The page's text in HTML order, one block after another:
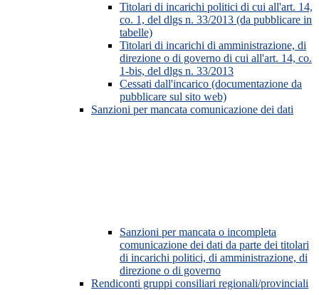
Titolari di incarichi politici di cui all'art. 14,
co. 1, del dlgs n. 33/2013 (da pubblicare in
tabelle)
Titolari di incarichi di amministrazione, di
direzione o di governo di cui all'art. 14, co.
1-bis, del dlgs n. 33/2013
Cessati dall'incarico (documentazione da
pubblicare sul sito web)
Sanzioni per mancata comunicazione dei dati
Sanzioni per mancata o incompleta
comunicazione dei dati da parte dei titolari
di incarichi politici, di amministrazione, di
direzione o di governo
Rendiconti gruppi consiliari regionali/provinciali